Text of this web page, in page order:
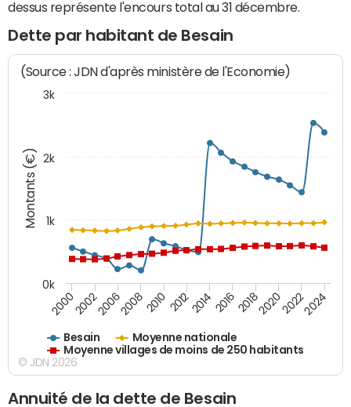
dessus représente l'encours total au 31 décembre.
Dette par habitant de Besain
Montants (€)
(Source : JDN d'après ministère de l'Economie)
Besain
Moyenne nationale
Moyenne villages de moins de 250 habitants
20002002200620082010 2012201420162018202020222024
0k
1k
2k
3k
© JDN 2026
Annuité de la dette de Besain